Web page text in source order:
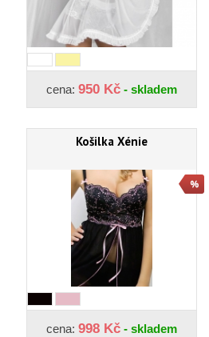
cena: 950 Kč - skladem
Košilka Xénie
cena: 998 Kč - skladem